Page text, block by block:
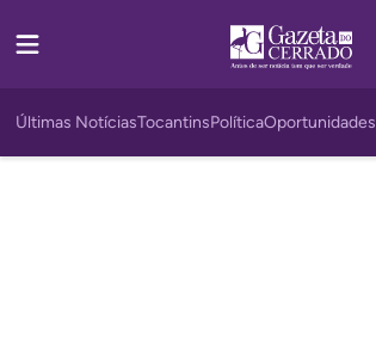
Últimas NotíciasTocantinsPolíticaOportunidades